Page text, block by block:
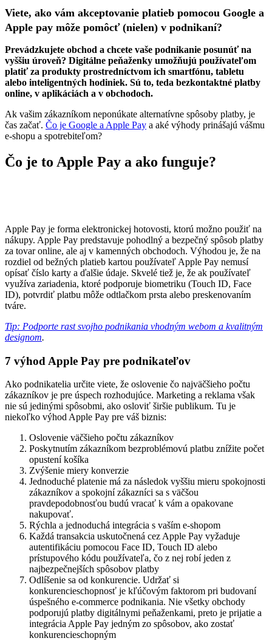
Viete, ako vám akceptovanie platieb pomocou Google a
Apple pay môže pomôcť (nielen) v podnikaní?
Prevádzkujete obchod a chcete vaše podnikanie posunúť na
vyššiu úroveň? Digitálne peňaženky umožňujú používateľom
platiť za produkty prostredníctvom ich smartfónu, tabletu
alebo inteligentných hodiniek. Sú to, teda bezkontaktné platby
online, v aplikáciách a v obchodoch.
Ak vašim zákazníkom neponúkate alternatívne spôsoby platby, je
čas začať. Čo je Google a Apple Pay a aké výhody prinášajú vášmu
e-shopu a spotrebiteľom?
Čo je to Apple Pay a ako funguje?
Apple Pay je forma elektronickej hotovosti, ktorú možno použiť na
nákupy. Apple Pay predstavuje pohodlný a bezpečný spôsob platby
za tovar online, ale aj v kamenných obchodoch. Výhodou je, že na
rozdiel od bežných platieb kartou používateľ Apple Pay nemusí
opísať číslo karty a ďalšie údaje. Skvelé tiež je, že ak používateľ
využíva zariadenia, ktoré podporuje biometriku (Touch ID, Face
ID), potvrdiť platbu môže odtlačkom prsta alebo preskenovaním
tváre.
Tip: Podporte rast svojho podnikania vhodným webom a kvalitným
designom.
7 výhod Apple Pay pre podnikateľov
Ako podnikatelia určite viete, že oslovenie čo najväčšieho počtu
zákazníkov je pre úspech rozhodujúce. Marketing a reklama však
nie sú jedinými spôsobmi, ako osloviť širšie publikum. Tu je
niekoľko výhod Apple Pay pre váš biznis:
Oslovenie väčšieho počtu zákazníkov
Poskytnutím zákazníkom bezproblémovú platbu znížite počet
opustení košíka
Zvýšenie miery konverzie
Jednoduché platenie má za následok vyššiu mieru spokojnosti
zákazníkov a spokojní zákazníci sa s väčšou
pravdepodobnosťou budú vracať k vám a opakovane
nakupovať.
Rýchla a jednoduchá integrácia s vaším e-shopom
Každá transakcia uskutočnená cez Apple Pay vyžaduje
autentifikáciu pomocou Face ID, Touch ID alebo
prístupového kódu používateľa, čo z nej robí jeden z
najbezpečnejších spôsobov platby
Odlíšenie sa od konkurencie. Udržať si
konkurencieschopnosť je kľúčovým faktorom pri budovaní
úspešného e-commerce podnikania. Nie všetky obchody
podporujú platby digitálnymi peňaženkami, preto je prijatie a
integrácia Apple Pay jedným zo spôsobov, ako zostať
konkurencieschopným